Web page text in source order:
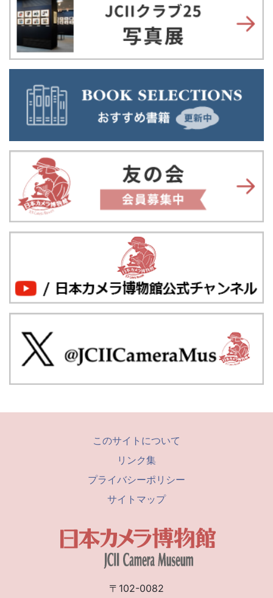
このサイトについて
リンク集
プライバシーポリシー
サイトマップ
〒102-0082